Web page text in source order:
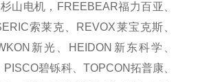
电机，FREEBEAR福力百亚、
索莱克、REVOX莱宝克斯、
新光、HEIDON新东科学、
碧铄科、TOPCON拓普康、